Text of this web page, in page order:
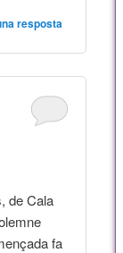
resposta
de Cala
fa